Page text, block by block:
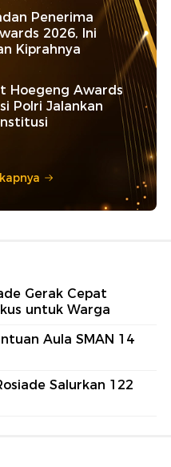
Penerima
2026, Ini
Kiprahnya
Hoegeng Awards
Polri Jalankan
Gerak Cepat
untuk Warga
Aula SMAN 14
Salurkan 122